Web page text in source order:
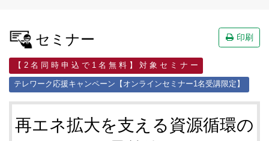
セミナー 印刷
【 2 名 同 時 申 込 で 1 名 無 料 】 対 象 セ ミ ナ ー
テレワーク応援キャンペーン【オンラインセミナー1名受講限定】
再エネ拡大を支える資源循環の